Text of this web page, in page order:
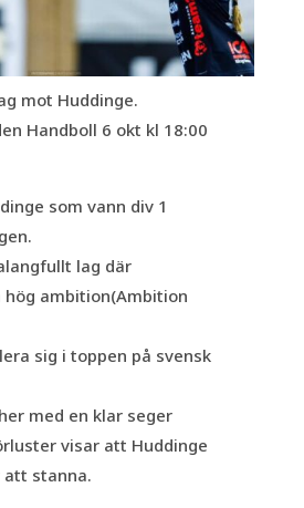
mot Huddinge.
Handboll 6 okt kl 18:00
som vann div 1
lag där
ambition(Ambition
sig i toppen på svensk
med en klar seger
visar att Huddinge
att stanna.